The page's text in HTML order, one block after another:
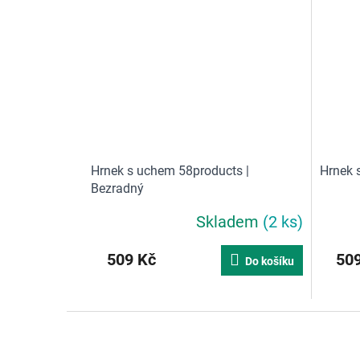
Hrnek s uchem 58products |
Bezradný
produktu
5
Skladem (2 ks)
509 Kč
Do košíku
Hrnek
5